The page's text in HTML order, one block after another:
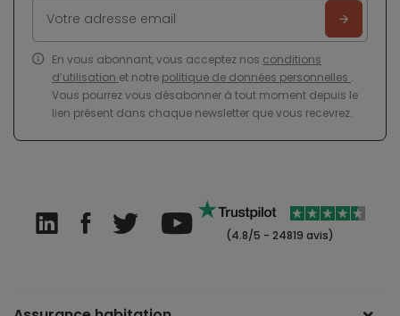
En vous abonnant, vous acceptez nos conditions
d’utilisation et notre politique de données personnelles .
Vous pourrez vous désabonner à tout moment depuis le
lien présent dans chaque newsletter que vous recevrez.
(4.8/5 - 24819 avis)